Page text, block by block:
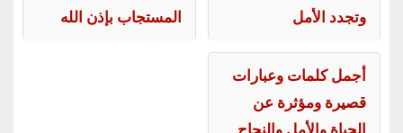
وتجدد الأمل
المستجاب بإذن الله
أجمل كلمات وعبارات
قصيرة ومؤثرة عن
الحياة والأمل والنجاح